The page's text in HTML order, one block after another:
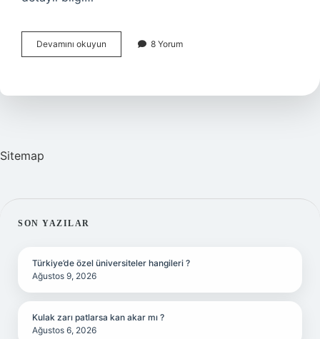
Devamını okuyun Kaymakam
Mustafa
8 Yorum
Sitemap
SIDEBAR
SON YAZILAR
Türkiye’de özel üniversiteler hangileri ?
Ağustos 9, 2026
Kulak zarı patlarsa kan akar mı ?
Ağustos 6, 2026